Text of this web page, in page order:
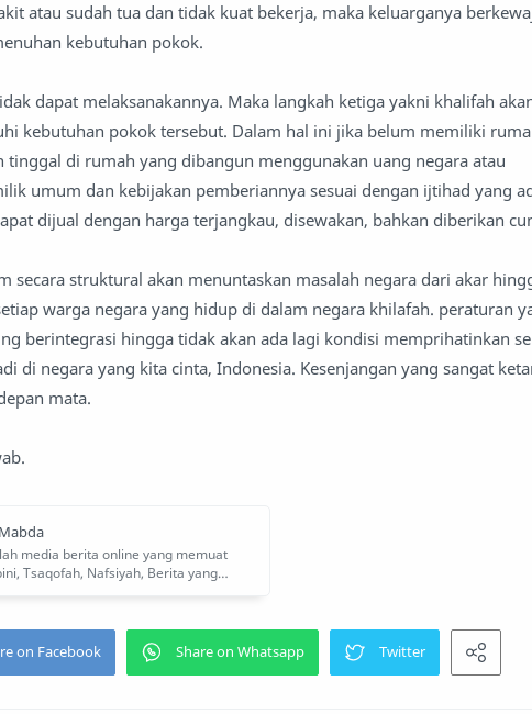
atau sudah tua dan tidak kuat bekerja, maka keluarganya
kebutuhan pokok.
dapat melaksanakannya. Maka langkah ketiga yakni khalifah
kebutuhan pokok tersebut. Dalam hal ini jika belum memiliki
tinggal di rumah yang dibangun menggunakan uang negara atau
umum dan kebijakan pemberiannya sesuai dengan ijtihad yang
dijual dengan harga terjangkau, disewakan, bahkan diberikan
secara struktural akan menuntaskan masalah negara dari akar
warga negara yang hidup di dalam negara khilafah. peraturan
berintegrasi hingga tidak akan ada lagi kondisi memprihatinkan
di negara yang kita cinta, Indonesia. Kesenjangan yang sangat
mata.